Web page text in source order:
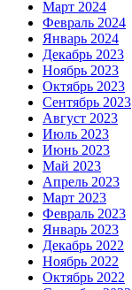
Март 2024
Февраль 2024
Январь 2024
Декабрь 2023
Ноябрь 2023
Октябрь 2023
Сентябрь 2023
Август 2023
Июль 2023
Июнь 2023
Май 2023
Апрель 2023
Март 2023
Февраль 2023
Январь 2023
Декабрь 2022
Ноябрь 2022
Октябрь 2022